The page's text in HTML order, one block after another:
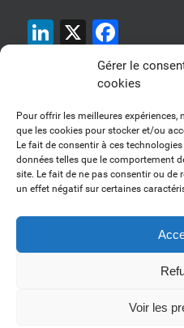
Gérer le
cookies
Pour offrir les meilleures
que les cookies pour stocker et/ou
Le fait de consentir à ces
données telles que le comportement
site. Le fait de ne pas consentir ou de
un effet négatif sur certaines
Voir les
LinkedIn
X
1, 2, 3...
Découvrez nos